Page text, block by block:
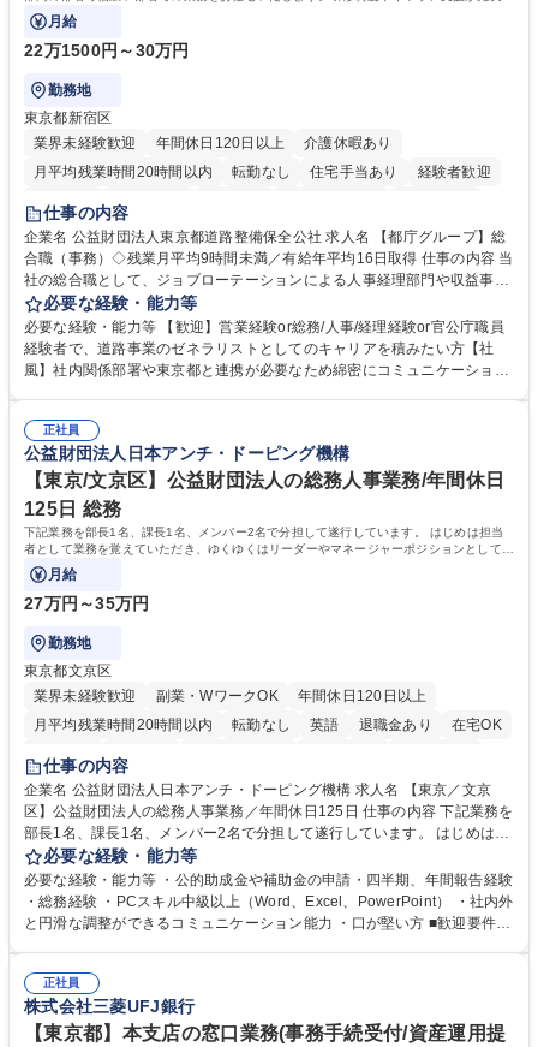
ております！ ※下記業務詳細
月給
22万1500円～30万円
勤務地
東京都新宿区
業界未経験歓迎
年間休日120日以上
介護休暇あり
月平均残業時間20時間以内
転勤なし 住宅手当あり
経験者歓迎
研修あり
退職金あり
駅近5分以内
資格取得手当あり 食事補助あり
仕事の内容
企業名 公益財団法人東京都道路整備保全公社 求人名 【都庁グループ】総
合職（事務）◇残業月平均9時間未満／有給年平均16日取得 仕事の内容 当
社の総合職として、ジョブローテーションによる人事経理部門や収益事業
等のフロント部門の部署等幅広い部署での業務をお任せいたします。研修
制度やキャリア支援が充実しております！ ※下記業務詳細 【業務詳細】■
管理部門：広報、人事、経理など当公社の運営に係る管理業務 ■収益部
門：駐車場の新規開拓、管理運営、新宿駅西口広場の「イベントコーナ
道路施設や道路工事現場の見学ツアー事業 ※入社後は上記いずれかの部門
へ配属。※業務内容変更の範囲：会社の定める業務 募集職種 【都庁グル
ープ】総合職（事務）◇残業月平均9時間未満／有給年平均16日取得
必要な経験・能力等
必要な経験・能力等 【歓迎】営業経験or総務/人事/経理経験or官公庁職員
経験者で、道路事業のゼネラリストとしてのキャリアを積みたい方【社
風】社内関係部署や東京都と連携が必要なため綿密にコミュニケーション
部門など多岐に渡る業務を経験できます。 ■様々なプロジェクト：駐車場
事業の他、新宿駅西口広場内に設置された照明を兼ねた広告「ブライトサ
イン」の管理運営を行うなど、事業収益を生み出す活動を積極的に行って
います。 学歴・資格 学歴：大学院 大学 高専 短大 専修学校 高校 語学力：
資格：
正社員
公益財団法人日本アンチ・ドーピング機構
【東京/文京区】公益財団法人の総務人事業務/年間休日
125日 総務
下記業務を部長1名、課長1名、メンバー2名で分担して遂行しています。 はじめは担当
者として業務を覚えていただき、ゆくゆくはリーダーやマネージャーポジションとして活
躍いただくことを期待しています。
月給
27万円～35万円
勤務地
東京都文京区
業界未経験歓迎
副業・WワークOK
年間休日120日以上
月平均残業時間20時間以内
転勤なし 英語 退職金あり
在宅OK
賞与あり
育休あり
食事補助あり
仕事の内容
企業名 公益財団法人日本アンチ・ドーピング機構 求人名 【東京／文京
区】公益財団法人の総務人事業務／年間休日125日 仕事の内容 下記業務を
部長1名、課長1名、メンバー2名で分担して遂行しています。 はじめは担
当者として業務を覚えていただき、ゆくゆくはリーダーやマネージャーポ
ジションとして活躍いただくことを期待しています。 【総務・人事グルー
プの業務内容】 ・人事制度関連 ・採用活動 ・教育研修の企画、実行 ・勤
怠管理 ・官公庁への各種提出 ・法定の会議運営（評議員会、理事会） ・
管理 ・福利厚生関連 ・職員からの問合せ、相談対応 ・その他日常の総務
業務全般 募集職種 【東京／文京区】公益財団法人の総務人事業務／年間
休日125日
必要な経験・能力等
必要な経験・能力等 ・公的助成金や補助金の申請・四半期、年間報告経験
・総務経験 ・PCスキル中級以上（Word、Excel、PowerPoint） ・社内外
と円滑な調整ができるコミュニケーション能力 ・口が堅い方 ■歓迎要件
正社員
株式会社三菱UFJ銀行
【東京都】本支店の窓口業務(事務手続受付/資産運用提